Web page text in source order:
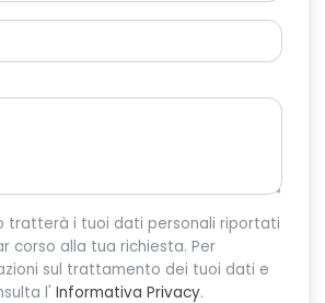
tratterà i tuoi dati personali riportati
alla tua richiesta. Per
sul trattamento dei tuoi dati e
l' Informativa Privacy.